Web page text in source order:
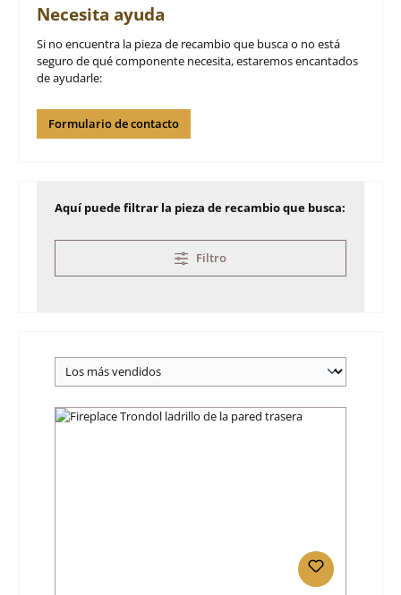
Necesita ayuda
Si no encuentra la pieza de recambio que busca o no está
seguro de qué componente necesita, estaremos encantados
de ayudarle:
Formulario de contacto
Aquí puede filtrar la pieza de recambio que busca:
Filtro